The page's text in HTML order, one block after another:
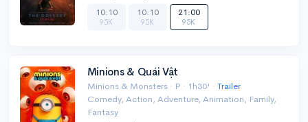
10:10
95K
10:10
95K
21:00
95K
Minions & Quái Vật
Minions & Monsters · P · 1h30' · Trailer
Comedy, Action, Adventure, Animation, Family,
Fantasy